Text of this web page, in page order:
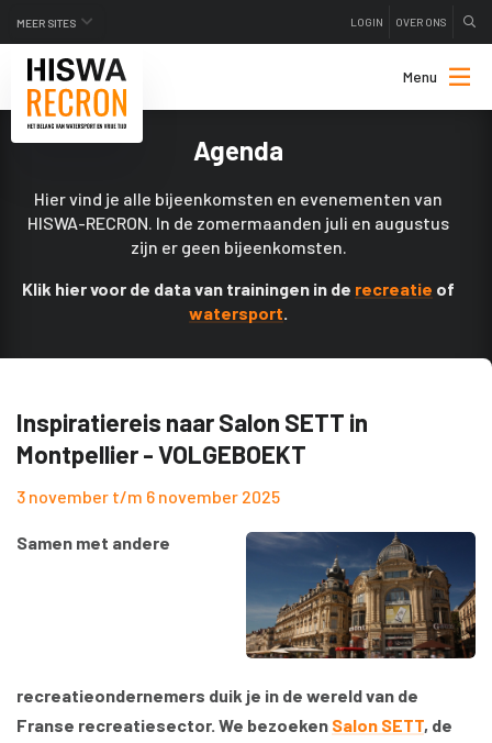
MEER SITES LOGIN OVER ONS
Menu
Agenda
Hier vind je alle bijeenkomsten en evenementen van
HISWA-RECRON. In de zomermaanden juli en augustus
zijn er geen bijeenkomsten.
Klik hier voor de data van trainingen in de recreatie of
watersport.
Inspiratiereis naar Salon SETT in
Montpellier - VOLGEBOEKT
3 november t/m 6 november 2025
Samen met andere
recreatieondernemers duik je in de wereld van de
Franse recreatiesector. We bezoeken Salon SETT, de